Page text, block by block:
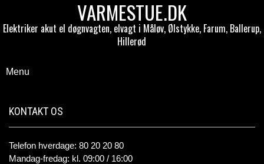
VARMESTUE.DK
Elektriker akut el døgnvagten, elvagt i Måløv, Ølstykke, Farum, Ballerup,
Hillerød
Menu
KONTAKT OS
Telefon hverdage: 80 20 20 80
Mandag-fredag: kl. 09:00 / 16:00